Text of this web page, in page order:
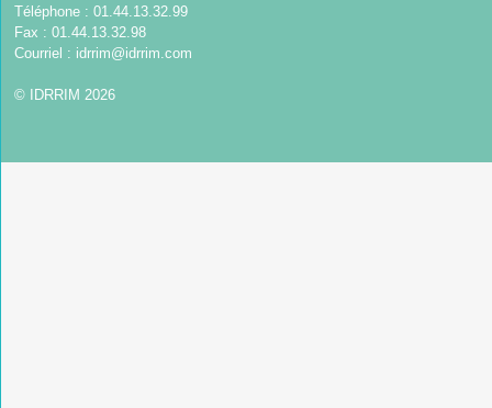
Téléphone : 01.44.13.32.99
Fax : 01.44.13.32.98
Courriel : idrrim@idrrim.com
© IDRRIM 2026